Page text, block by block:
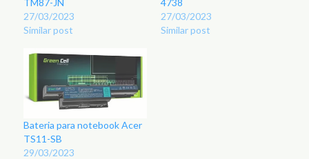
27/03/2023
Similar post
27/03/2023
Similar post
Bateria para notebook Acer
TS11-SB
29/03/2023